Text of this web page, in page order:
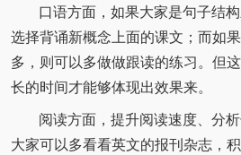
口语方面，如果大家是句子结
选择背诵新概念上面的课文；而如
多，则可以多做做跟读的练习。但
长的时间才能够体现出效果来。
阅读方面，提升阅读速度、分
大家可以多看看英文的报刊杂志，